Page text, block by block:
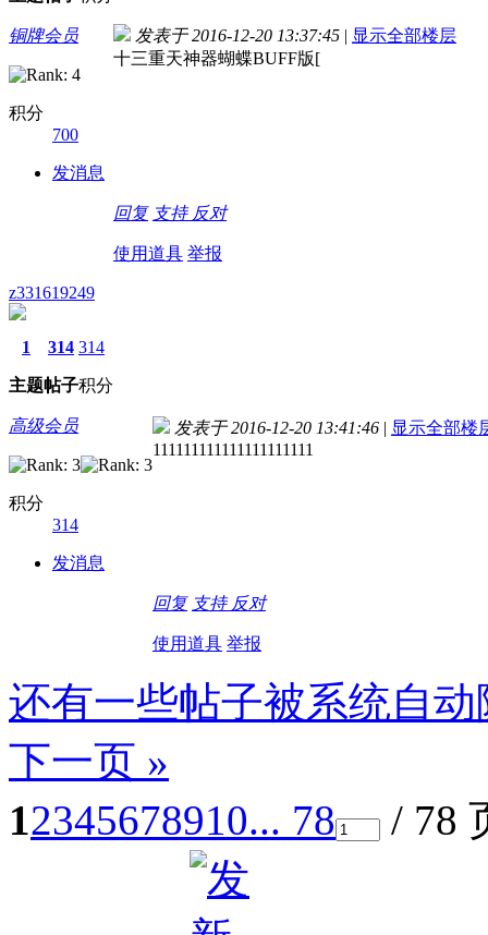
铜牌会员
积分
700
发消息
发表于 2016-12-20 13:37:45 | 显示全部楼层
十三重天神器蝴蝶BUFF版[
回复 支持 反对
使用道具 举报
z331619249
1
主题
314
帖子
314
积分
高级会员
积分
314
发消息
发表于 2016-12-20 13:41:46 | 显示全部楼
111111111111111111111
回复 支持 反对
使用道具 举报
还有一些帖子被系统自
下一页 »
12345678910... 78 / 78